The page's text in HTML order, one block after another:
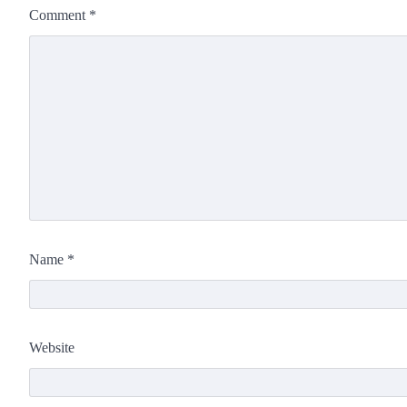
Comment *
Name *
Website